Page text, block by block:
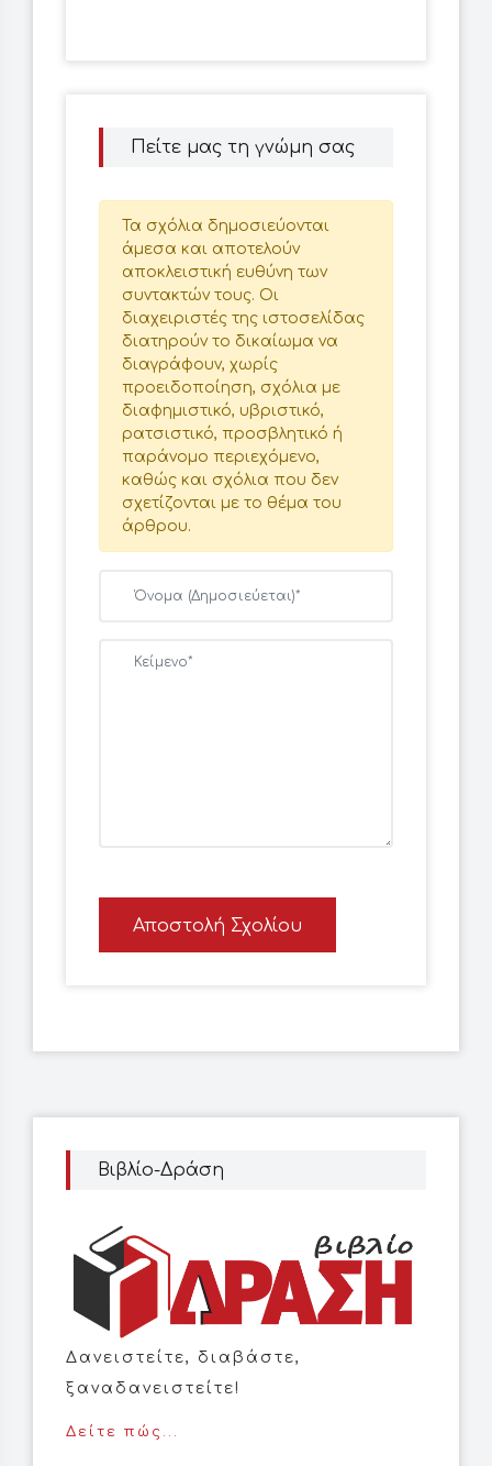
Πείτε μας τη γνώμη σας
Τα σχόλια δημοσιεύονται
άμεσα και αποτελούν
αποκλειστική ευθύνη των
συντακτών τους. Οι
διαχειριστές της ιστοσελίδας
διατηρούν το δικαίωμα να
διαγράφουν, χωρίς
προειδοποίηση, σχόλια με
διαφημιστικό, υβριστικό,
ρατσιστικό, προσβλητικό ή
παράνομο περιεχόμενο,
καθώς και σχόλια που δεν
σχετίζονται με το θέμα του
άρθρου.
Αποστολή Σχολίου
Βιβλίο-Δράση
Δανειστείτε, διαβάστε,
ξαναδανειστείτε!
Δείτε πώς...